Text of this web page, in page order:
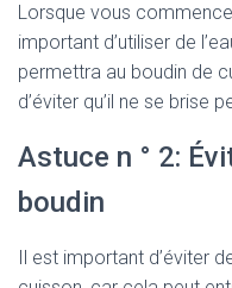
Lorsque vous
important d’utiliser de
permettra au boudin de
d’éviter qu’il ne se brise
Astuce n ° 2:
boudin
Il est important d’éviter